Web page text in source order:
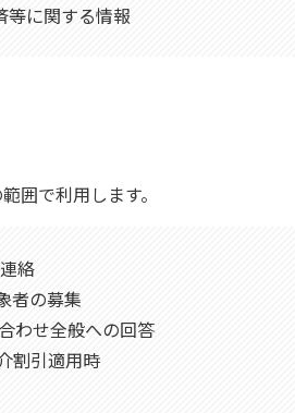
等に関する情報
囲で利用します。
絡
者の募集
わせ全般への回答
割引適用時